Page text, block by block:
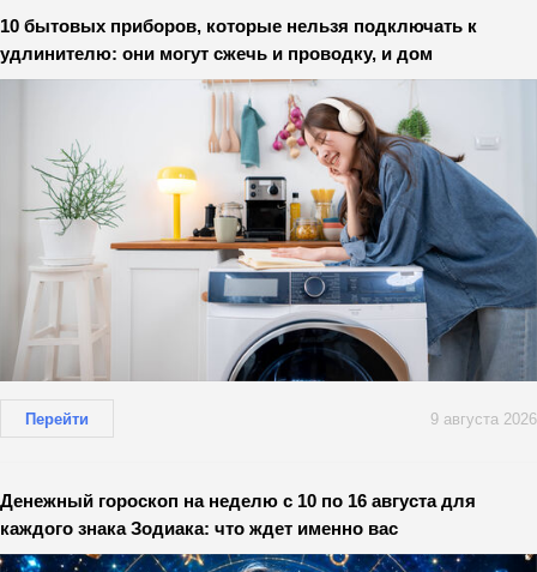
10 бытовых приборов, которые нельзя подключать к
удлинителю: они могут сжечь и проводку, и дом
Перейти 9 августа 2026
Денежный гороскоп на неделю с 10 по 16 августа для
каждого знака Зодиака: что ждет именно вас